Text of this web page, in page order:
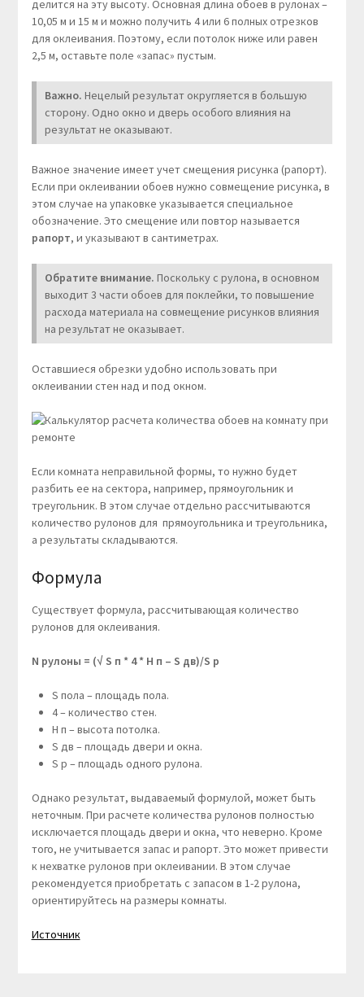
делится на эту высоту. Основная длина обоев в рулонах –
10,05 м и 15 м и можно получить 4 или 6 полных отрезков
для оклеивания. Поэтому, если потолок ниже или равен
2,5 м, оставьте поле «запас» пустым.
Важно. Нецелый результат округляется в большую
сторону. Одно окно и дверь особого влияния на
результат не оказывают.
Важное значение имеет учет смещения рисунка (рапорт).
Если при оклеивании обоев нужно совмещение рисунка, в
этом случае на упаковке указывается специальное
обозначение. Это смещение или повтор называется
рапорт, и указывают в сантиметрах.
Обратите внимание. Поскольку с рулона, в основном
выходит 3 части обоев для поклейки, то повышение
расхода материала на совмещение рисунков влияния
на результат не оказывает.
Оставшиеся обрезки удобно использовать при
оклеивании стен над и под окном.
Если комната неправильной формы, то нужно будет
разбить ее на сектора, например, прямоугольник и
треугольник. В этом случае отдельно рассчитываются
количество рулонов для прямоугольника и треугольника,
а результаты складываются.
Формула
Существует формула, рассчитывающая количество
рулонов для оклеивания.
N рулоны = (√ S п * 4 * H п – S дв)/S р
S пола – площадь пола.
4 – количество стен.
H п – высота потолка.
S дв – площадь двери и окна.
S р – площадь одного рулона.
Однако результат, выдаваемый формулой, может быть
неточным. При расчете количества рулонов полностью
исключается площадь двери и окна, что неверно. Кроме
того, не учитывается запас и рапорт. Это может привести
к нехватке рулонов при оклеивании. В этом случае
рекомендуется приобретать с запасом в 1-2 рулона,
ориентируйтесь на размеры комнаты.
Источник